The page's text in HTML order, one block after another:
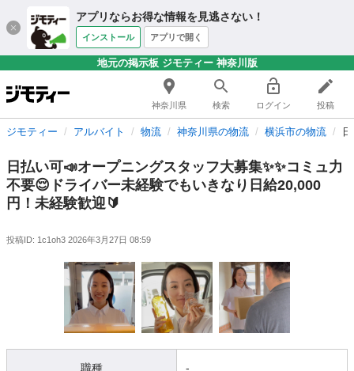
アプリならお得な情報を見逃さない！
インストール アプリで開く
地元の掲示板 ジモティー 神奈川版
神奈川県 検索 ログイン 投稿
ジモティー アルバイト 物流 神奈川県の物流 横浜市の物流
日払い可📣オープニングスタッフ大募集✨✨コミュ力
不要😌ドライバー未経験でもいきなり日給20,000
円！未経験歓迎🔰
投稿ID: 1c1oh3 2026年3月27日 08:59
職種 -